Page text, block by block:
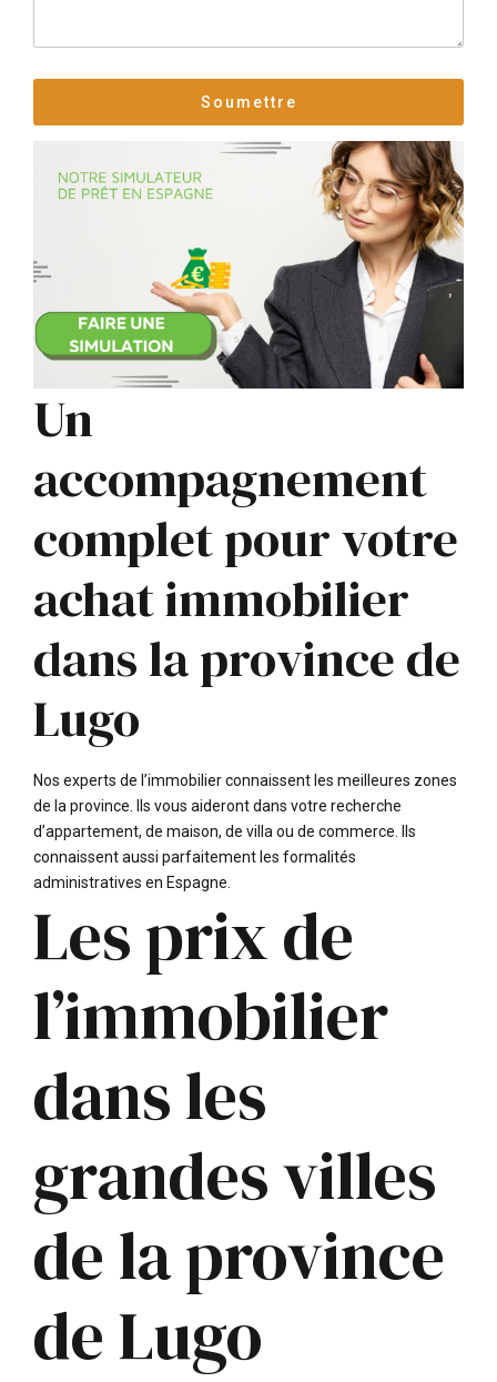
Un
accompagnement
complet pour votre
achat immobilier
dans la province de
Lugo
Nos experts de l’immobilier connaissent les meilleures zones
de la province. Ils vous aideront dans votre recherche
d’appartement, de maison, de villa ou de commerce. Ils
connaissent aussi parfaitement les formalités
administratives en Espagne.
Les prix de
l’immobilier
dans les
grandes villes
de la province
de Lugo